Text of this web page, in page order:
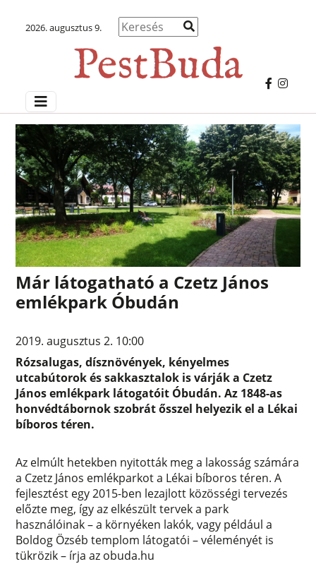
2026. augusztus 9.
Már látogatható a Czetz János
emlékpark Óbudán
2019. augusztus 2. 10:00
Rózsalugas, dísznövények, kényelmes
utcabútorok és sakkasztalok is várják a Czetz
János emlékpark látogatóit Óbudán. Az 1848-as
honvédtábornok szobrát ősszel helyezik el a Lékai
bíboros téren.
Az elmúlt hetekben nyitották meg a lakosság számára
a Czetz János emlékparkot a Lékai bíboros téren. A
fejlesztést egy 2015-ben lezajlott közösségi tervezés
előzte meg, így az elkészült tervek a park
használóinak – a környéken lakók, vagy például a
Boldog Özséb templom látogatói – véleményét is
tükrözik – írja az obuda.hu